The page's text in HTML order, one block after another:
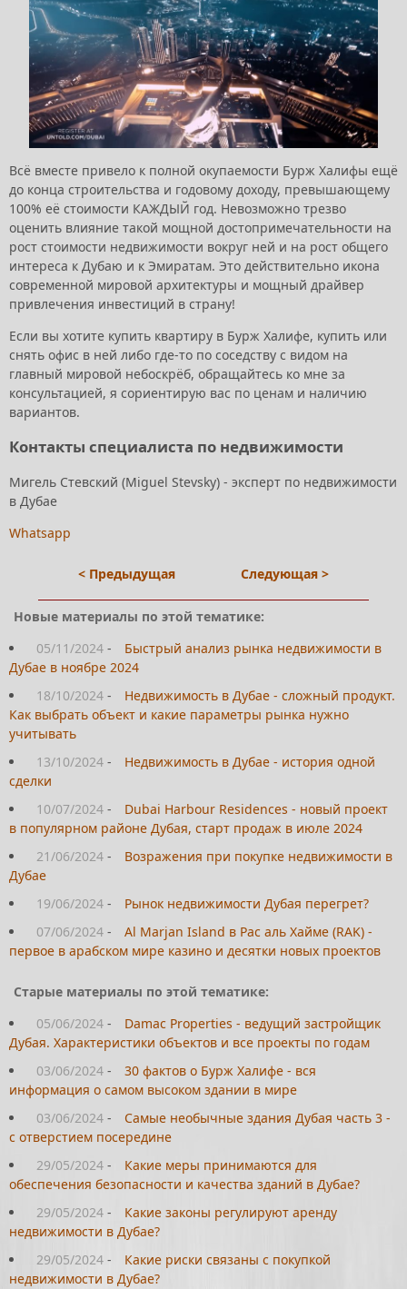
Всё вместе привело к полной окупаемости Бурж Халифы ещё
до конца строительства и годовому доходу, превышающему
100% её стоимости КАЖДЫЙ год. Невозможно трезво
оценить влияние такой мощной достопримечательности на
рост стоимости недвижимости вокруг ней и на рост общего
интереса к Дубаю и к Эмиратам. Это действительно икона
современной мировой архитектуры и мощный драйвер
привлечения инвестиций в страну!
Если вы хотите купить квартиру в Бурж Халифе, купить или
снять офис в ней либо где-то по соседству с видом на
главный мировой небоскрёб, обращайтесь ко мне за
консультацией, я сориентирую вас по ценам и наличию
вариантов.
Контакты специалиста по недвижимости
Мигель Стевский (Miguel Stevsky) - эксперт по недвижимости
в Дубае
Whatsapp
< Предыдущая Следующая >
Новые материалы по этой тематике:
05/11/2024 -
Быстрый анализ рынка недвижимости в
Дубае в ноябре 2024
18/10/2024 -
Недвижимость в Дубае - сложный продукт.
Как выбрать объект и какие параметры рынка нужно
учитывать
13/10/2024 -
Недвижимость в Дубае - история одной
сделки
10/07/2024 -
Dubai Harbour Residences - новый проект
в популярном районе Дубая, старт продаж в июле 2024
21/06/2024 -
Возражения при покупке недвижимости в
Дубае
19/06/2024 -
Рынок недвижимости Дубая перегрет?
07/06/2024 -
Al Marjan Island в Рас аль Хайме (RAK) -
первое в арабском мире казино и десятки новых проектов
Старые материалы по этой тематике:
05/06/2024 -
Damac Properties - ведущий застройщик
Дубая. Характеристики объектов и все проекты по годам
03/06/2024 -
30 фактов о Бурж Халифе - вся
информация о самом высоком здании в мире
03/06/2024 -
Самые необычные здания Дубая часть 3 -
с отверстием посередине
29/05/2024 -
Какие меры принимаются для
обеспечения безопасности и качества зданий в Дубае?
29/05/2024 -
Какие законы регулируют аренду
недвижимости в Дубае?
29/05/2024 -
Какие риски связаны с покупкой
недвижимости в Дубае?